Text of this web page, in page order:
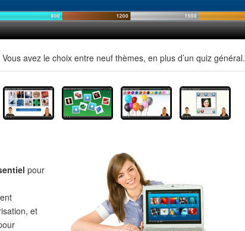
avez le choix entre neuf thèmes, en plus d’un quiz général.
pour
et